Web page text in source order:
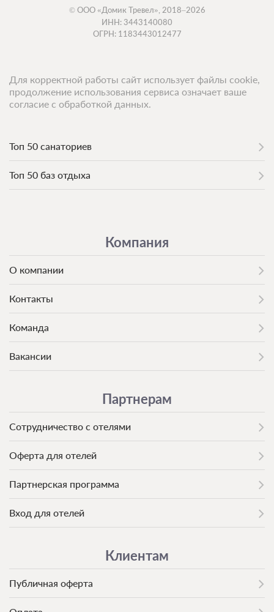
© ООО «Домик Тревел», 2018–2026
ИНН: 3443140080
ОГРН: 1183443012477
Топ 50 санаториев
Топ 50 баз отдыха
Компания
О компании
Контакты
Команда
Вакансии
Партнерам
Сотрудничество с отелями
Оферта для отелей
Партнерская программа
Вход для отелей
Клиентам
Публичная оферта
Для корректной работы сайт использует файлы cookie,
продолжение использования сервиса означает ваше
согласие с обработкой данных.